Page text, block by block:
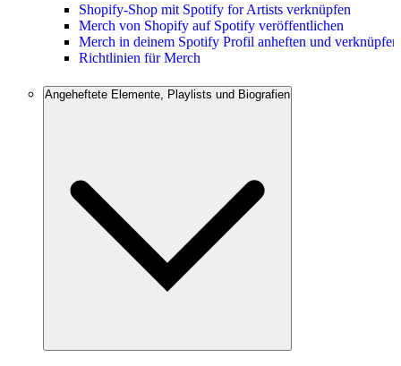
Shopify-Shop mit Spotify for Artists verknüpfen
Merch von Shopify auf Spotify veröffentlichen
Merch in deinem Spotify Profil anheften und verknüpfen
Richtlinien für Merch
Angeheftete Elemente, Playlists und Biografien